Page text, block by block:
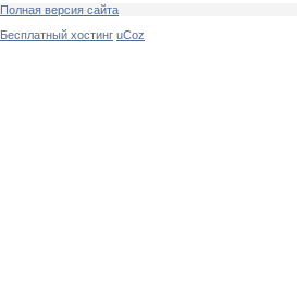
Полная версия сайта
Бесплатный хостинг uCoz